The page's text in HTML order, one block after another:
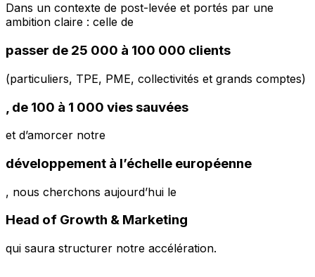
Dans un contexte de post-levée et portés par une
ambition claire : celle de
passer de 25 000 à 100 000 clients
(particuliers, TPE, PME, collectivités et grands comptes)
, de 100 à 1 000 vies sauvées
et d’amorcer notre
développement à l’échelle européenne
, nous cherchons aujourd’hui le
Head of Growth & Marketing
qui saura structurer notre accélération.